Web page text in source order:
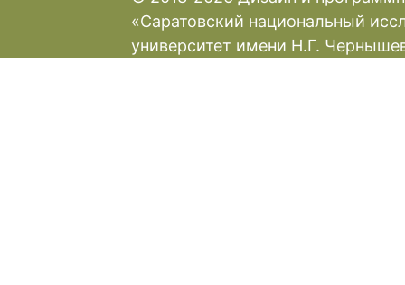
«Саратовский национальный
университет имени Н.Г.